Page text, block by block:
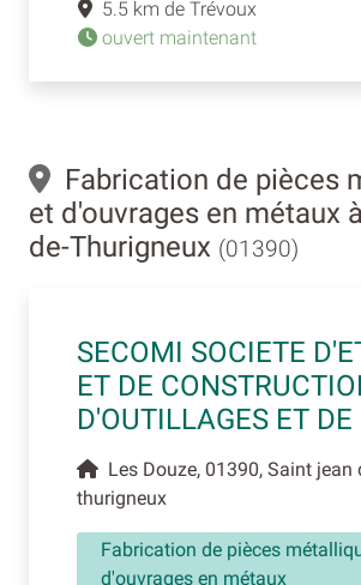
5.5 km de Trévoux
ouvert maintenant
Fabrication de pièces
et d'ouvrages en métaux
de-Thurigneux (01390)
SECOMI SOCIETE
ET DE
D'OUTILLAGES ET DE
Les Douze, 01390, Saint jean
thurigneux
Fabrication de pièces
d'ouvrages en métaux